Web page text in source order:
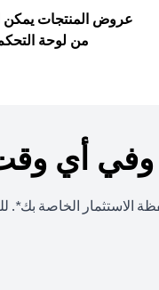
عروض المنتجات يمكن
من لوحة
وفي أي
الاستثمار الخاصة بك*.